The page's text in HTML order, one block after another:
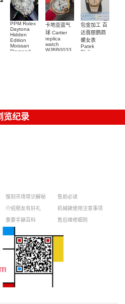
PPM Rolex
Daytona
Hidden
Edition
Moissan
Diamond
卡地亚蓝气
球 Cartier
replica
watch
WJBB0033
包金加工 百
达翡丽鹦鹉
螺女表
Patek
Philippe
览纪录
復刻市场常识解秘
介绍朋友有好礼
重要手錶百科
售前必读
机械錶使用注意事项
售后维修细则